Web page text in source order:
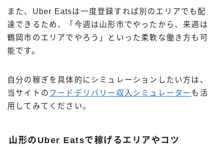
また、Uber Eatsは一度登録すれば別のエリアでも配
達できるため、「今週は山形市でやったから、来週は
鶴岡市のエリアでやろう」といった柔軟な働き方も可
能です。
自分の稼ぎを具体的にシミュレーションしたい方は、
当サイトの フードデリバリー収入シミュレーター も活
用してみてください。
山形のUber Eatsで稼げるエリアやコツ